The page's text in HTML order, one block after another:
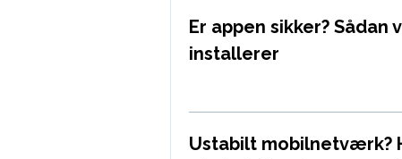
Er appen sikker?
installerer
Ustabilt mobilnetværk?